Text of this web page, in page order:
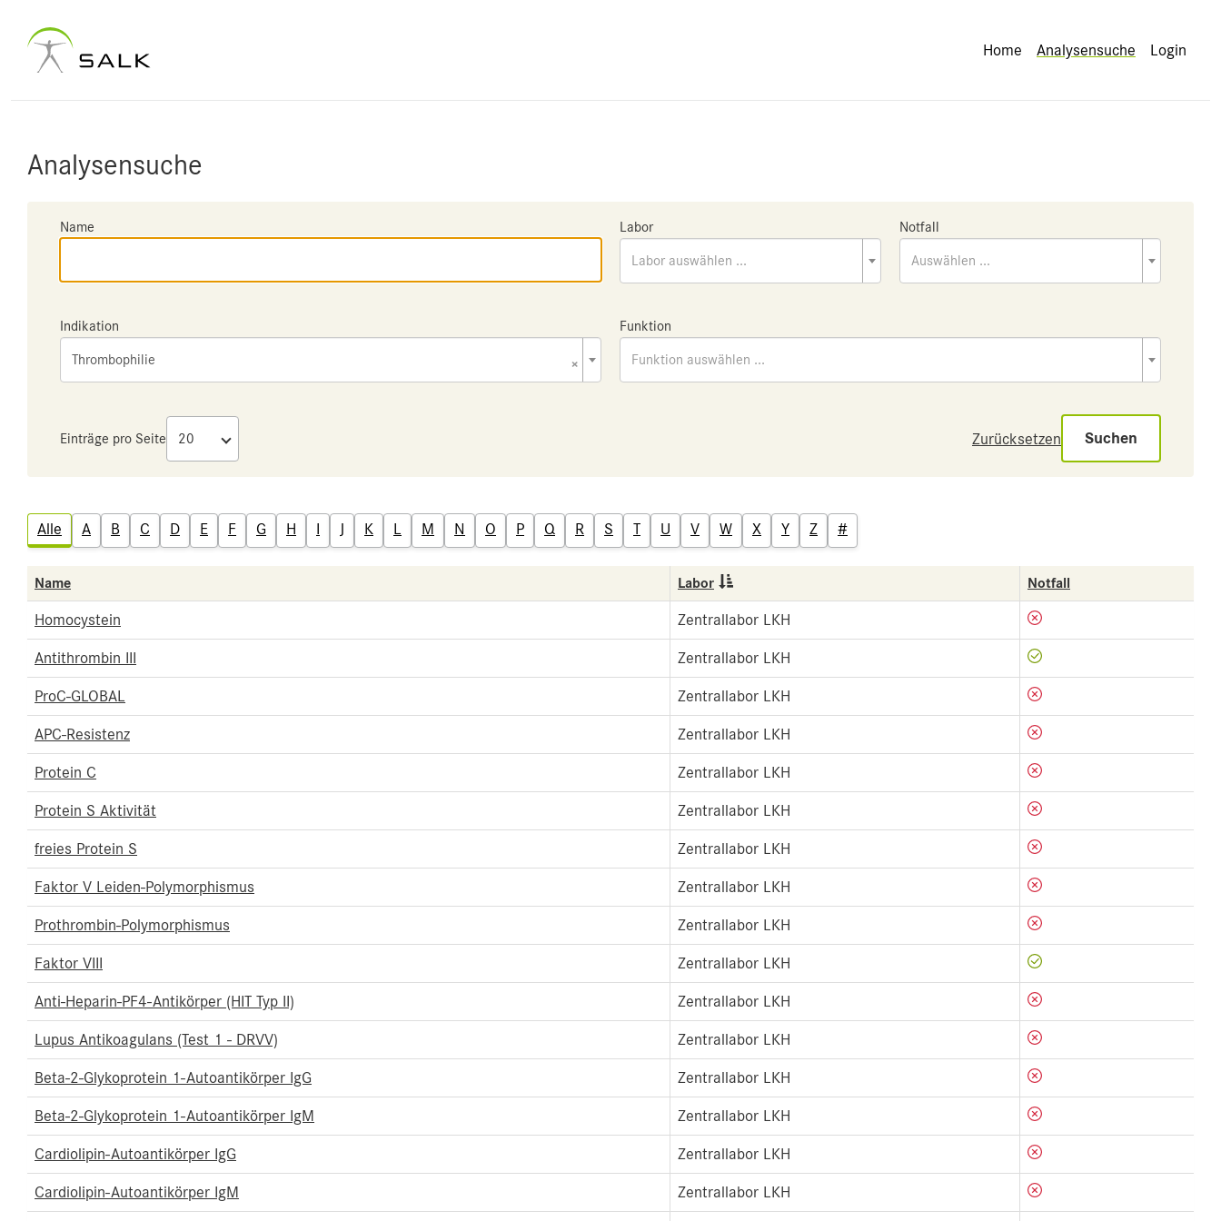
Home Analysensuche Login
Analysensuche
Name Labor
Labor auswählen ...
Notfall
Auswählen ...
Indikation
×
Thrombophilie
Funktion
Funktion auswählen ...
Einträge pro Seite Zurücksetzen Suchen
Alle A B C D E F G H I J K L M N O P Q R S T U V W X Y Z #
Name Labor Notfall
Homocystein Zentrallabor LKH
Antithrombin III Zentrallabor LKH
ProC-GLOBAL Zentrallabor LKH
APC-Resistenz Zentrallabor LKH
Protein C Zentrallabor LKH
Protein S Aktivität Zentrallabor LKH
freies Protein S Zentrallabor LKH
Faktor V Leiden-Polymorphismus Zentrallabor LKH
Prothrombin-Polymorphismus Zentrallabor LKH
Faktor VIII Zentrallabor LKH
Anti-Heparin-PF4-Antikörper (HIT Typ II) Zentrallabor LKH
Lupus Antikoagulans (Test 1 - DRVV) Zentrallabor LKH
Beta-2-Glykoprotein 1-Autoantikörper IgG Zentrallabor LKH
Beta-2-Glykoprotein 1-Autoantikörper IgM Zentrallabor LKH
Cardiolipin-Autoantikörper IgG Zentrallabor LKH
Cardiolipin-Autoantikörper IgM Zentrallabor LKH